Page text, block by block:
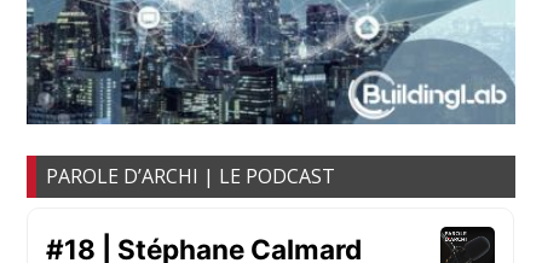
PAROLE D’ARCHI | LE PODCAST